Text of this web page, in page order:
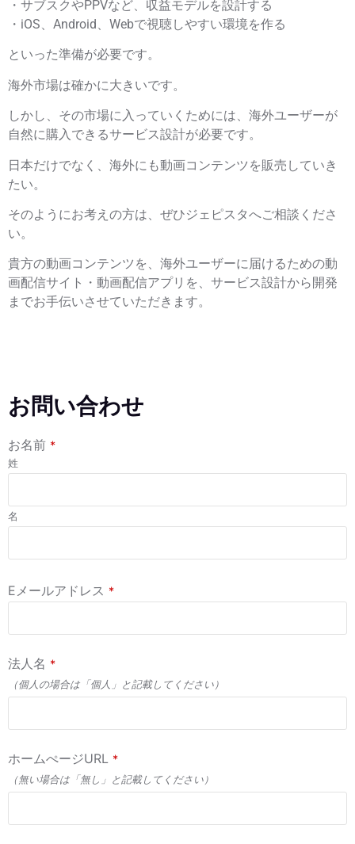
・サブスクやPPVなど、収益モデルを設計する
・iOS、Android、Webで視聴しやすい環境を作る
といった準備が必要です。
海外市場は確かに大きいです。
しかし、その市場に入っていくためには、海外ユーザーが
自然に購入できるサービス設計が必要です。
日本だけでなく、海外にも動画コンテンツを販売していき
たい。
そのようにお考えの方は、ぜひジェピスタへご相談くださ
い。
貴方の動画コンテンツを、海外ユーザーに届けるための動
画配信サイト・動画配信アプリを、サービス設計から開発
までお手伝いさせていただきます。
お問い合わせ
お名前 *
姓
名
Eメールアドレス *
法人名 *
（個人の場合は「個人」と記載してください）
ホームぺージURL *
（無い場合は「無し」と記載してください）